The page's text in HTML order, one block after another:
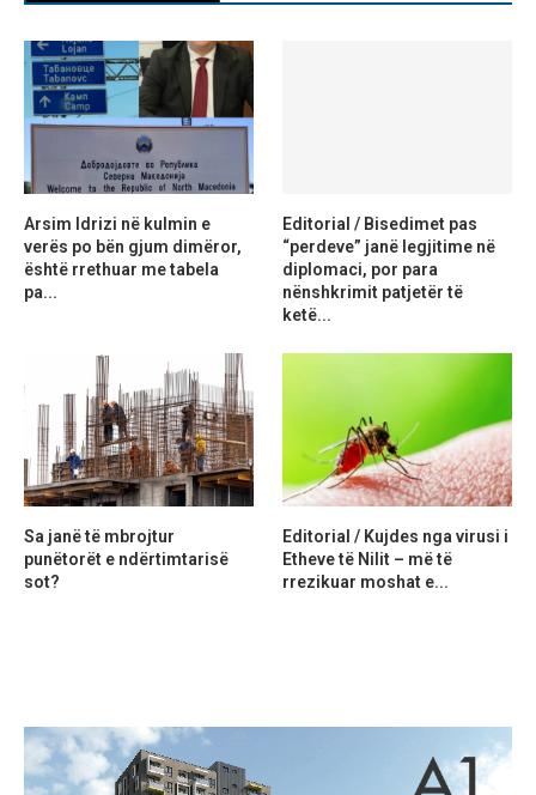
Arsim Idrizi në kulmin e
verës po bën gjum dimëror,
është rrethuar me tabela
pa...
Editorial / Bisedimet pas
“perdeve” janë legjitime në
diplomaci, por para
nënshkrimit patjetër të
ketë...
Sa janë të mbrojtur
punëtorët e ndërtimtarisë
sot?
Editorial / Kujdes nga virusi i
Etheve të Nilit – më të
rrezikuar moshat e...